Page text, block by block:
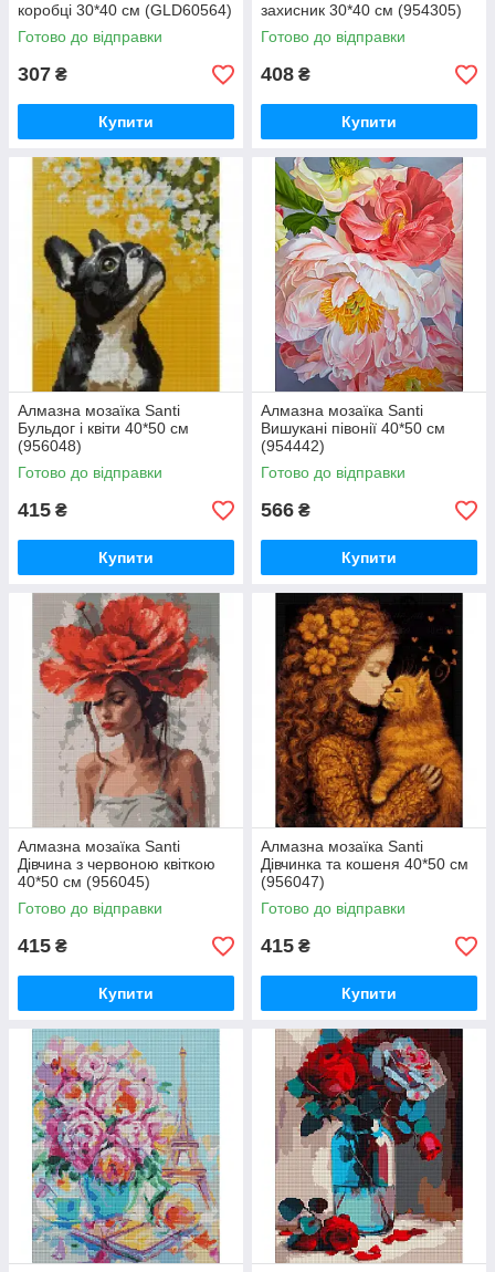
коробці 30*40 см (GLD60564)
Готово до відправки
307 ₴
Купити
захисник 30*40 см (954305)
Готово до відправки
408 ₴
Купити
Алмазна мозаїка Santi
Бульдог і квіти 40*50 см
(956048)
Готово до відправки
415 ₴
Купити
Алмазна мозаїка Santi
Вишукані півонії 40*50 см
(954442)
Готово до відправки
566 ₴
Купити
Алмазна мозаїка Santi
Дівчина з червоною квіткою
40*50 см (956045)
Готово до відправки
415 ₴
Купити
Алмазна мозаїка Santi
Дівчинка та кошеня 40*50 см
(956047)
Готово до відправки
415 ₴
Купити